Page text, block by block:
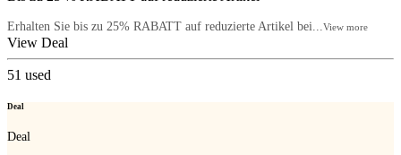
Erhalten Sie bis zu 25% RABATT auf reduzierte Artikel bei... View more
View Deal
51 used
Deal
Deal